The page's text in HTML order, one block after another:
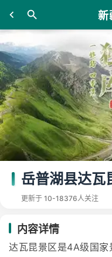
新
岳普湖县达瓦
更新于 10-18376人关注
内容详情
达瓦昆景区是4A级国